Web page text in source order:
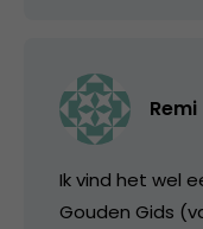
Remi
Ik vind het wel
Gouden Gids